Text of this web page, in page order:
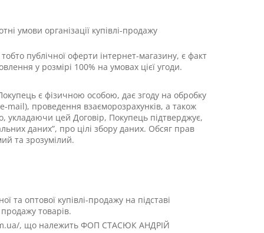
умови організації купівлі-продажу
публічної оферти інтернет-магазину, є факт
у розмірі 100% на умовах цієї угоди.
є фізичною особою, дає згоду на обробку
mail), проведення взаєморозрахунків, а також
укладаючи цей Договір, Покупець підтверджує,
даних”, про цілі збору даних. Обсяг прав
та зрозумілий.
та оптової купівлі-продажу на підставі
товарів.
, що належить ФОП СТАСЮК АНДРІЙ